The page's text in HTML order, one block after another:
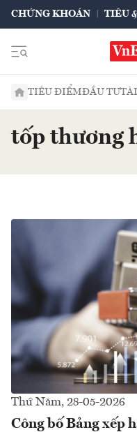
CHỨNG KHOÁN TIÊU
TIÊU ĐIỂMĐẦU TƯ
tốp thương
Thứ Năm, 28-05-2026
Công bố Bảng xếp